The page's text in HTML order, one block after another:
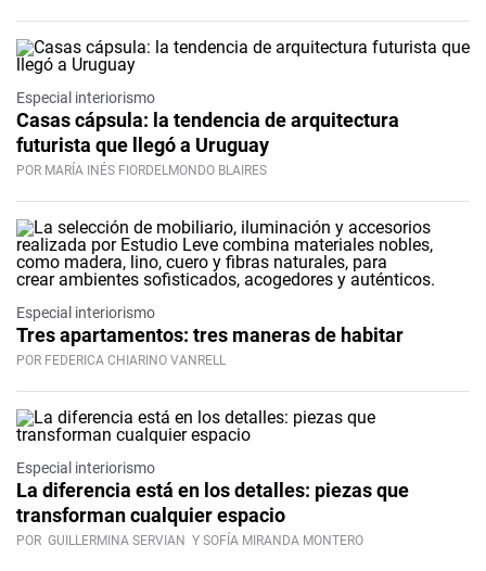
Especial interiorismo
Casas cápsula: la tendencia de arquitectura
futurista que llegó a Uruguay
POR MARÍA INÉS FIORDELMONDO BLAIRES
Especial interiorismo
Tres apartamentos: tres maneras de habitar
POR FEDERICA CHIARINO VANRELL
Especial interiorismo
La diferencia está en los detalles: piezas que
transforman cualquier espacio
POR GUILLERMINA SERVIAN Y SOFÍA MIRANDA MONTERO